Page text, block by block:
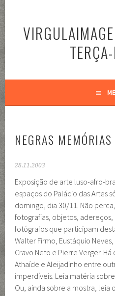
o
conteúdo
NEGRAS MEMÓRIAS
28.11.2003
Exposição de arte luso-afro-
espaços do Palácio das Artes
domingo, dia 30/11. Não
fotografias, objetos, adereços,
fotógrafos que participam
Walter Firmo, Eustáquio
Cravo Neto e Pierre Verger.
Athaíde e Aleijadinho entre
imperdíveis. Leia matéria
Ou, ainda sobre a mostra, leia